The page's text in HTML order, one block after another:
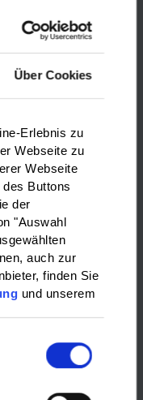
Über Cookies
Erlebnis zu
Webseite zu
Webseite
Buttons
der
"Auswahl
auch zur
finden Sie
und unserem
die Google Maps